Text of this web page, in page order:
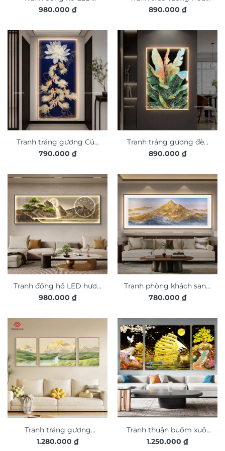
phong cảnh 3D nghệ
980.000 ₫
nghệ thuật tráng gương
890.000 ₫
Tranh tráng gương Củu
Ngư Quần Hội đèn LED
LD935
790.000 ₫
Tranh tráng gương đèn
LED đính đá cao cấp lá
890.000 ₫
Tranh đồng hồ LED hươu
phong cảnh 3D nghệ
980.000 ₫
Tranh phòng khách sang
trọng đèn LED đính đá
780.000 ₫
Tranh tráng gương
phong cảnh nghệ thuật
1.280.000 ₫
Tranh thuận buồm xuôi
gió trang trí phòng
1.250.000 ₫